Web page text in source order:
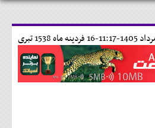
16 فردينه ماه 1538 تبری